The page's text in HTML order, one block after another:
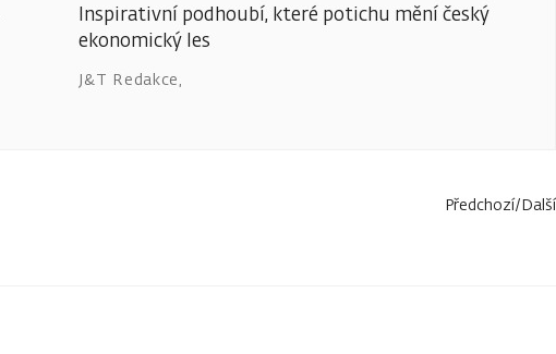
Inspirativní podhoubí, které potichu mění český
ekonomický les
J&T Redakce,
Předchozí/Další